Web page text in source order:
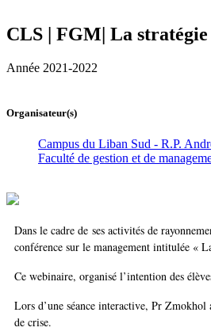
CLS | FGM| La
Année 2021-2022
Organisateur(s)
Campus du Liban Sud - R.P.
Faculté de gestion et de
Dans le cadre de ses activités de
conférence sur le management intitulée «
Ce webinaire, organisé l’intention des
Lors d’une séance interactive, Pr
de crise.